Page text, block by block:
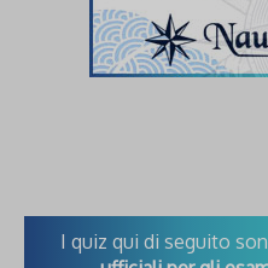
I quiz qui di seguito